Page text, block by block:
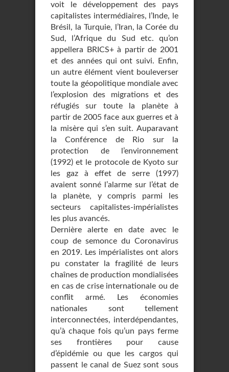
voit le développement des pays
capitalistes intermédiaires, l’Inde, le
Brésil, la Turquie, l’Iran, la Corée du
Sud, l’Afrique du Sud etc. qu’on
appellera BRICS+ à partir de 2001
et des années qui ont suivi. Enfin,
un autre élément vient bouleverser
toute la géopolitique mondiale avec
l’explosion des migrations et des
réfugiés sur toute la planète à
partir de 2005 face aux guerres et à
la misère qui s’en suit. Auparavant
la Conférence de Rio sur la
protection de l’environnement
(1992) et le protocole de Kyoto sur
les gaz à effet de serre (1997)
avaient sonné l’alarme sur l’état de
la planète, y compris parmi les
secteurs capitalistes-impérialistes
les plus avancés.
Dernière alerte en date avec le
coup de semonce du Coronavirus
en 2019. Les impérialistes ont alors
pu constater la fragilité de leurs
chaînes de production mondialisées
en cas de crise internationale ou de
conflit armé. Les économies
nationales sont tellement
interconnectées, interdépendantes,
qu’à chaque fois qu’un pays ferme
ses frontières pour cause
d’épidémie ou que les cargos qui
passent le canal de Suez sont sous